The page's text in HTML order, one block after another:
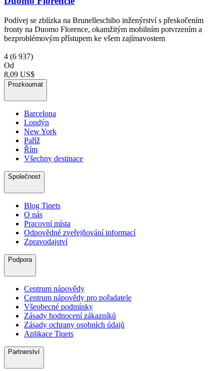
Podívej se zblízka na Brunelleschiho inženýrství s přeskočením
fronty na Duomo Florence, okamžitým mobilním potvrzením a
bezproblémovým přístupem ke všem zajímavostem
4 (6 937)
Od
8,09 US$
Prozkoumat
Barcelona
Londýn
New York
Paříž
Řím
Všechny destinace
Společnost
Blog Tiqets
O nás
Pracovní místa
Odpovědné zveřejňování informací
Zpravodajství
Podpora
Centrum nápovědy
Centrum nápovědy pro pořadatele
Všeobecné podmínky
Zásady hodnocení zákazníků
Zásady ochrany osobních údajů
Aplikace Tiqets
Partnerství